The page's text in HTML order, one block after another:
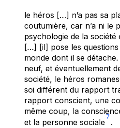
le héros […] n’a pas sa
coutumière, car n’a ni le
psychologie de la société
[…] [il] pose les
monde dont il se
neuf, et éventuellement
société, le héros
soi différent du rapport
rapport conscient, une
même coup, la
et la personne sociale
7
.